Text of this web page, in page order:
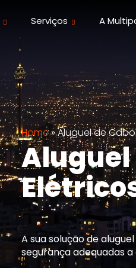
Serviços A
Home»Aluguel de
Aluguel
A sua solução de
segurança adequadas